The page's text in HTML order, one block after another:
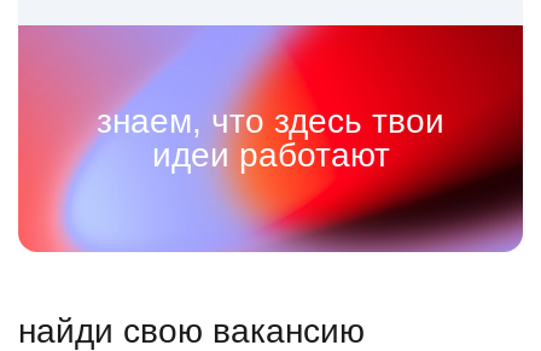
знаем, что здесь твои
идеи работают
найди свою вакансию